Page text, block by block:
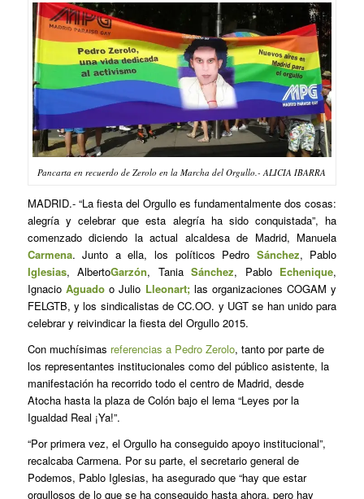
Pancarta en recuerdo de Zerolo en la Marcha del Orgullo.- ALICIA IBARRA
MADRID.- “La fiesta del Orgullo es fundamentalmente dos cosas:
alegría y celebrar que esta alegría ha sido conquistada”, ha
comenzado diciendo la actual alcaldesa de Madrid, Manuela
Carmena. Junto a ella, los políticos Pedro Sánchez, Pablo
Iglesias, AlbertoGarzón, TaniaSánchez, Pablo Echenique,
Ignacio Aguadoo Julio Lleonart;las organizaciones COGAM y
FELGTB, y los sindicalistas de CC.OO. y UGT se han unido para
celebrar y reivindicar la fiesta del Orgullo 2015.
Con muchísimas referencias a Pedro Zerolo, tanto por parte de
los representantes institucionales como del público asistente, la
manifestación ha recorrido todo el centro de Madrid, desde
Atocha hasta la plaza de Colón bajo el lema “Leyes por la
Igualdad Real ¡Ya!”.
“Por primera vez, el Orgullo ha conseguido apoyo institucional”,
recalcaba Carmena. Por su parte, el secretario general de
Podemos, Pablo Iglesias, ha asegurado que “hay que estar
orgullosos de lo que se ha conseguido hasta ahora, pero hay